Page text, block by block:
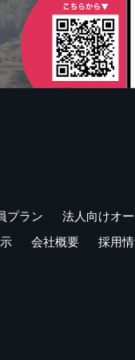
プラン
法人向けオ
会社概要 採用